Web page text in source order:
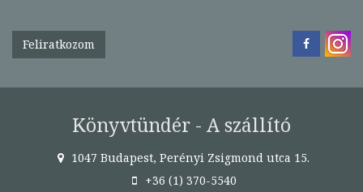
Feliratkozom
Könyvtündér - A szállító
1047 Budapest, Perényi Zsigmond utca 15.
+36 (1) 370-5540